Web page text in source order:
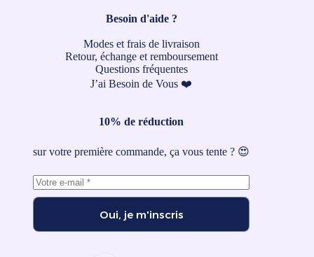
Besoin d'aide ?
Modes et frais de livraison
Retour, échange et remboursement
Questions fréquentes
J’ai Besoin de Vous ❤️
10% de réduction
sur votre première commande, ça vous tente ? 😍
Oui, je m'inscris